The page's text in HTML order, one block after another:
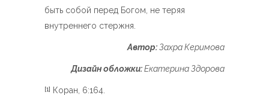
быть собой перед Богом, не теряя
внутреннего стержня.
Автор:Захра Керимова
Дизайн обложки:Екатерина Здорова
[1] Коран, 6:164.